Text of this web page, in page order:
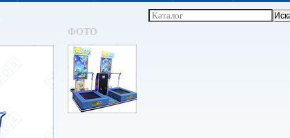
Каталог
ФОТО